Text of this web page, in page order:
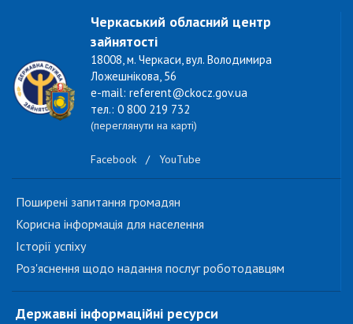
Черкаський обласний центр
зайнятості
18008, м. Черкаси, вул. Володимира
Ложешнікова, 56
e-mail: referent@ckocz.gov.ua
тел.: 0 800 219 732
(переглянути на карті)
Facebook / YouTube
Поширені запитання громадян
Корисна інформація для населення
Історії успіху
Роз'яснення щодо надання послуг роботодавцям
Державні інформаційні ресурси